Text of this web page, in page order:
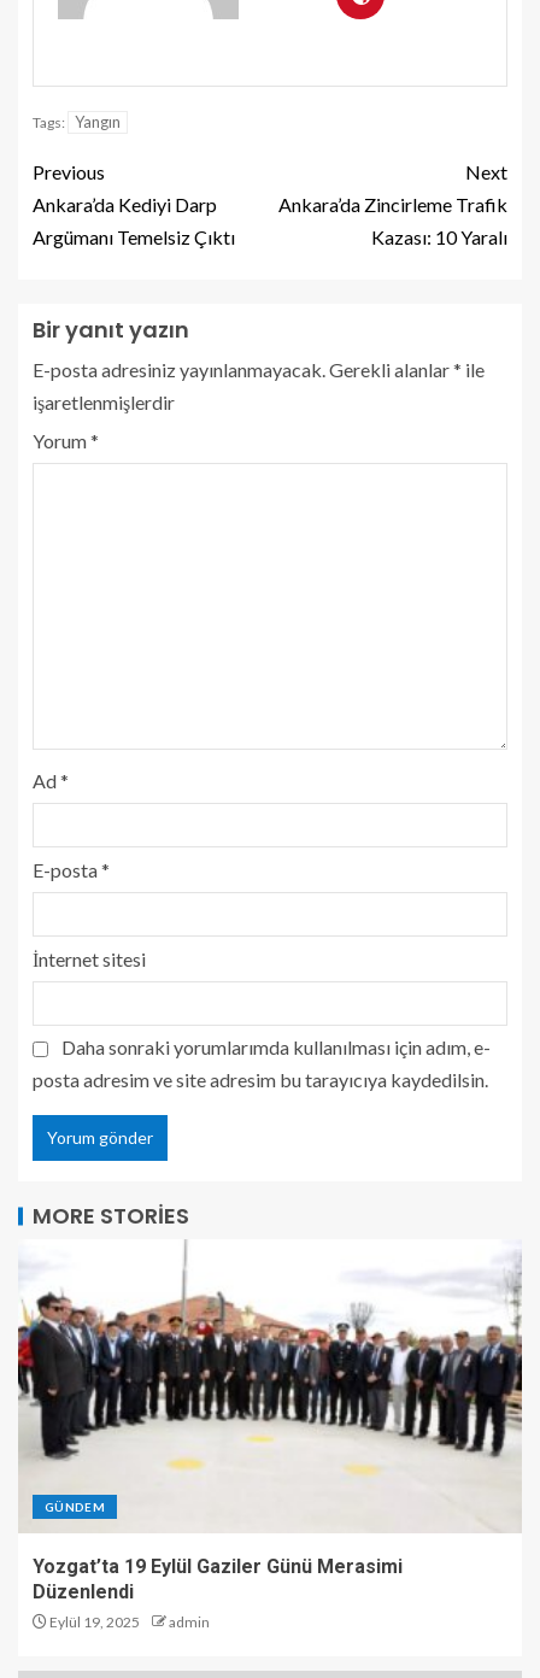
Tags: Yangın
Previous
Ankara’da Kediyi Darp
Argümanı Temelsiz Çıktı
Next
Ankara’da Zincirleme Trafik
Kazası: 10 Yaralı
Bir yanıt yazın
E-posta adresiniz yayınlanmayacak.Gerekli alanlar* ile
işaretlenmişlerdir
Yorum*
Ad*
E-posta*
İnternet sitesi
Daha sonraki yorumlarımda kullanılması için adım, e-
posta adresim ve site adresim bu tarayıcıya kaydedilsin.
MORE STORIES
GÜNDEM
Yozgat’ta 19 Eylül Gaziler Günü Merasimi
Düzenlendi
Eylül 19, 2025 admin